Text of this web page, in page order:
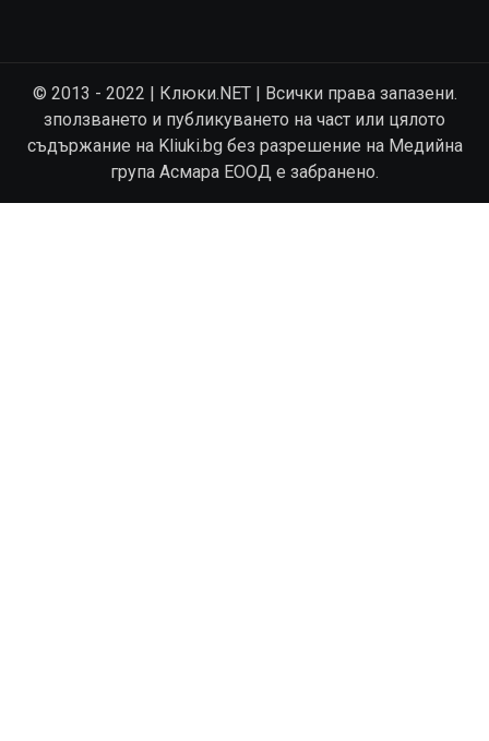
© 2013 - 2022 | Клюки.NET | Всички права запазени.
зползването и публикуването на част или цялото
съдържание на Kliuki.bg без разрешение на Медийна
група Асмара ЕООД е забранено.